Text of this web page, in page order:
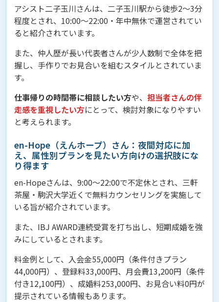
アシスト二子玉川さんは、二子玉川駅から徒歩2〜3分
程度とされ、10:00〜22:00・年中無休で運営されてい
ると紹介されています。
また、仲人歴が長い代表者さんが少人数制で全体を把
握し、手作りでお見合いを組むスタイルとされていま
す。
仕事帰りの時間帯に相談したい方や、 担当者さんの伴
走感を重視したい方にとって、検討対象になりやすい
と考えられます。
en-Hope（えんホープ）さん：夜間対応に加
え、属性別プランを見たい方向けの選択肢にな
り得ます
en-Hopeさんは、9:00〜22:00で不定休とされ、三軒
茶屋・駒沢大学近くで無料カウンセリングを実施して
いる旨が紹介されています。
また、IBJ AWARD連続受賞を打ち出し、短期成婚を強
みにしているとされます。
料金例として、入会金55,000円（条件付きプラン
44,000円）、登録料33,000円、月会費13,200円（条件
付き12,100円）、成婚料253,000円、お見合い料0円が
提示されている情報もあります。